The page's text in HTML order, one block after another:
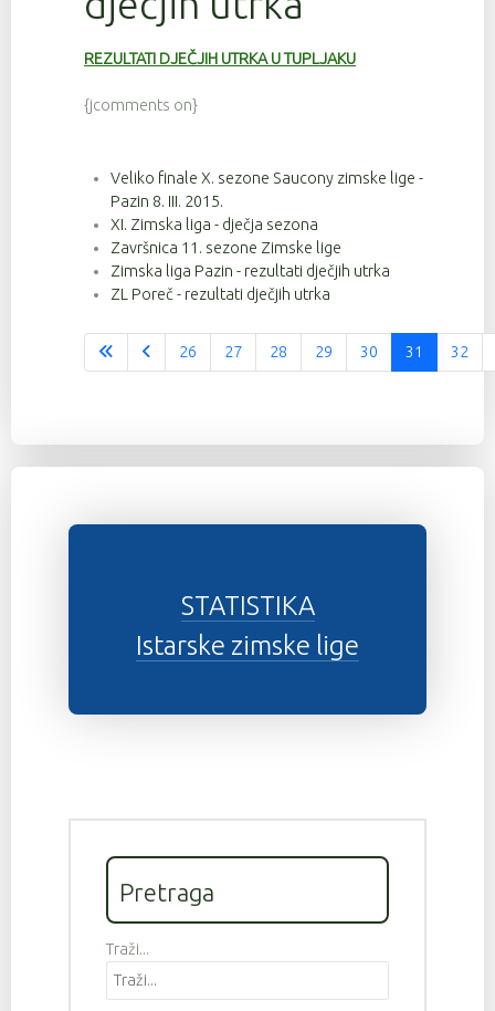
REZULTATI DJEČJIH UTRKA U TUPLJAKU
{jcomments on}
Veliko finale X. sezone Saucony zimske lige -
Pazin 8. III. 2015.
XI. Zimska liga - dječja sezona
Završnica 11. sezone Zimske lige
Zimska liga Pazin - rezultati dječjih utrka
ZL Poreč - rezultati dječjih utrka
Stranica 31 od 37
26 27 28 29 30 31 32
STATISTIKA
Istarske zimske lige
Pretraga
Traži...